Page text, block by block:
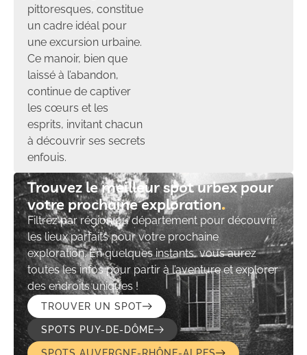
pittoresques, constitue
un cadre idéal pour
une excursion urbaine.
Ce manoir, bien que
laissé à l’abandon,
continue de captiver
les cœurs et les
esprits, invitant chacun
à découvrir ses secrets
enfouis.
Trouvez le meilleur spot urbex pour
votre prochaine exploration​
Filtrez par région ou département pour découvrir
les lieux parfaits pour votre prochaine
exploration. En quelques instants, vous aurez
toutes les infos pour partir à l’aventure et explorer
des endroits uniques !
TROUVER UN SPOT
SPOTS PUY-DE-DÔME